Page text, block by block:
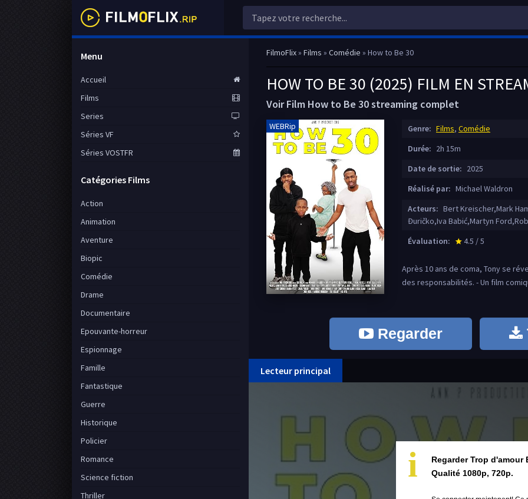
FilmoFlix» Films » Comédie » How to Be 30
HOW TO BE 30 (2025) FILM EN
Voir Film How to Be 30 streaming complet
WEBRip Genre: Films, Comédie
Durée: 2h 15m
Date de sortie: 2025
Réalisé par: Michael Waldron
Acteurs: Bert Kreischer,Mark
Đuričko,Iva Babić,Martyn
Évaluation:
star_rate
4.5 / 5
Après 10 ans de coma, Tony se
des responsabilités. - Un film
Regarder
Lecteur principal
i
Regarder Trop d'amour
Qualité 1080p, 720p.
Menu
Accueil
Films
Series
Séries VF
Séries VOSTFR
Catégories Films
Action
Animation
Aventure
Biopic
Comédie
Drame
Documentaire
Epouvante-horreur
Espionnage
Famille
Fantastique
Guerre
Historique
Policier
Romance
Science fiction
Thriller